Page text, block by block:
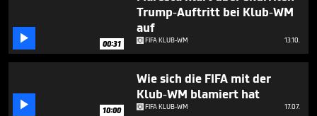
seconds
 00:31
Trump-Auftritt bei Klub-WM
auf
FIFA KLUB-WM 13.10.
 10:00
Wie sich die FIFA mit der
Klub-WM blamiert hat
FIFA KLUB-WM 17.07.